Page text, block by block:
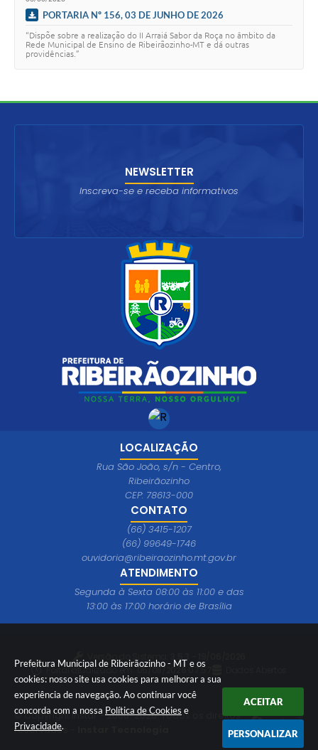
Prefeitura Municipal de Ribeirãozinho - MT e os
cookies: nosso site usa cookies para melhorar a sua
experiência de navegação. Ao continuar você
concorda com a nossa Política de Cookies e
Privacidade.
ACEITAR
PERSONALIZAR
PORTARIA Nº 156, 03 DE JUNHO DE 2026
“Dispõe sobre a realização do II Arraiá Sabor da Roça no âmbito da
Rede Municipal de Ensino de Ribeirãozinho-MT e dá outras
providências.”
LOCALIZAÇÃO
Rua São João, s/n - Centro,
Ribeirãozinho
CEP: 78613-000
CONTATO
(66) 3415-1207
(66) 99649-1746
ouvidoria@ribeiraozinho.mt.gov.br
ATENDIMENTO
Segunda à Sexta 08:00 às 11:00 e das
13:00 às 17:00 horário de Brasília
NEWSLETTER
Inscreva-se e receba informativos
Portal atualizado em:05/08/2026 07:57
© Copyright Instar - 2006-2026. Todos os direitos
reservados -